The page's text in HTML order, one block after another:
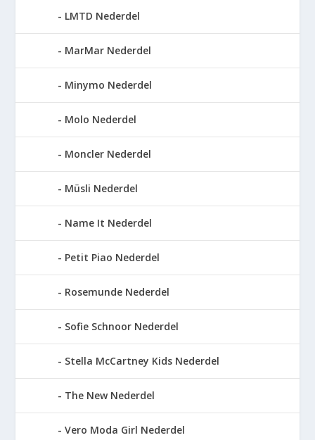
LMTD Nederdel
MarMar Nederdel
Minymo Nederdel
Molo Nederdel
Moncler Nederdel
Müsli Nederdel
Name It Nederdel
Petit Piao Nederdel
Rosemunde Nederdel
Sofie Schnoor Nederdel
Stella McCartney Kids Nederdel
The New Nederdel
Vero Moda Girl Nederdel